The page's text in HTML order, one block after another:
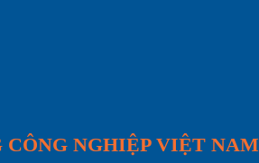
NGHIỆP VIỆT NAM